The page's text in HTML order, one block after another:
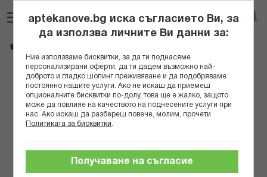
към
съдържанието
Вход
Преминете
края
галерията
aptekanove.bg иска съгласието Ви, за
да използва личните Ви данни за:
Ние използваме бисквитки, за да ти поднасяме
персонализирани оферти, да ти дадем възможно най-
доброто и гладко шопинг преживяване и да подобряваме
постоянно нашите услуги. Ако не искаш да приемеш
опционалните бисквитки по-долу, това ще е жалко, защото
може да повлияе на качеството на поднесените услуги при
нас. Ако искаш да разбереш повече, молим, прочети
Политиката за бисквитки
Получаване на съгласие